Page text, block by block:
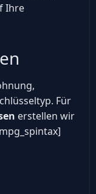
Ihre
Für
erstellen wir